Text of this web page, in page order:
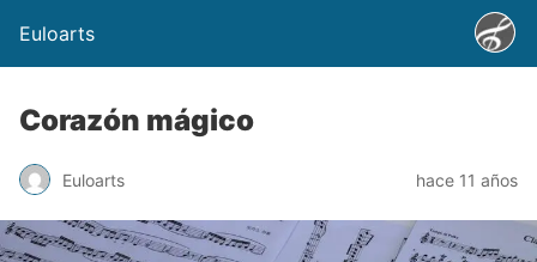
Euloarts
Corazón mágico
Euloarts hace 11 años